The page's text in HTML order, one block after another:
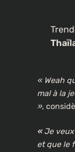
« Weah
mal à la
»,
« Je veux
et que le